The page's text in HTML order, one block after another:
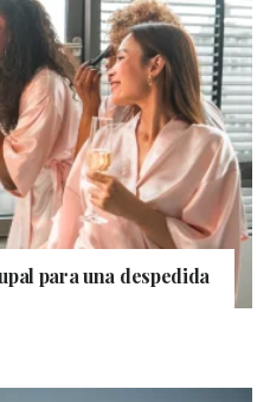
para una despedida